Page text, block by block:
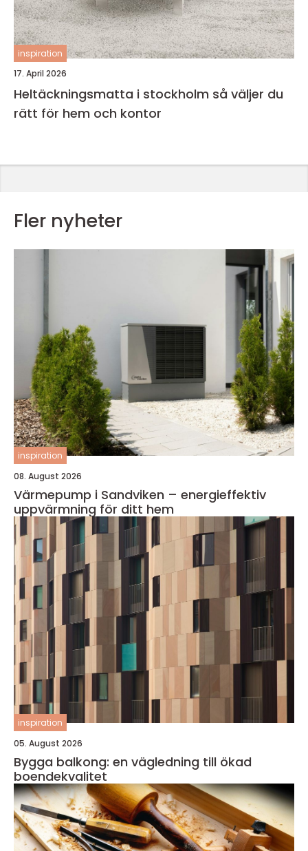
inspiration
17. April 2026
Heltäckningsmatta i stockholm så väljer du
rätt för hem och kontor
Fler nyheter
inspiration
08. August 2026
Värmepump i Sandviken – energieffektiv
uppvärmning för ditt hem
inspiration
05. August 2026
Bygga balkong: en vägledning till ökad
boendekvalitet